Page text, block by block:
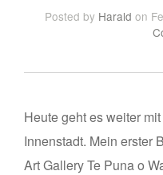
Posted by Harald on
Heute geht es weiter
Innenstadt. Mein erster
Art Gallery Te Puna o